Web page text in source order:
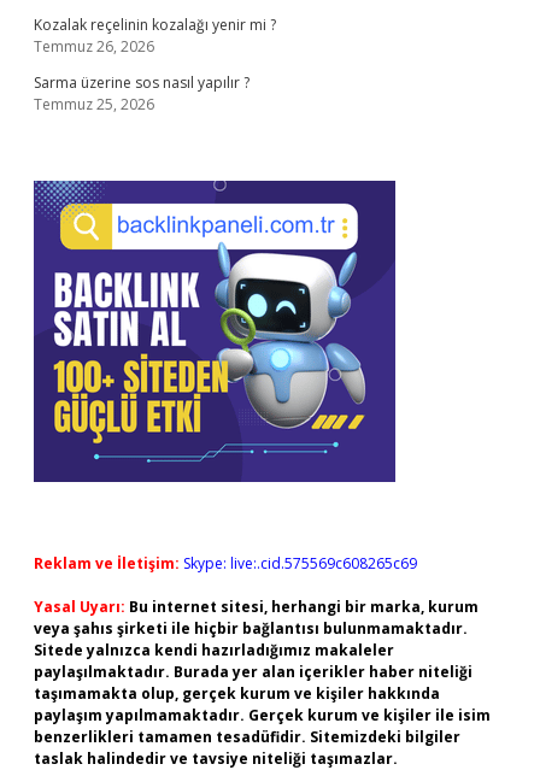
Kozalak reçelinin kozalağı yenir mi ?
Temmuz 26, 2026
Sarma üzerine sos nasıl yapılır ?
Temmuz 25, 2026
Reklam ve İletişim: Skype: live:.cid.575569c608265c69
Yasal Uyarı: Bu internet sitesi, herhangi bir marka, kurum
veya şahıs şirketi ile hiçbir bağlantısı bulunmamaktadır.
Sitede yalnızca kendi hazırladığımız makaleler
paylaşılmaktadır. Burada yer alan içerikler haber niteliği
taşımamakta olup, gerçek kurum ve kişiler hakkında
paylaşım yapılmamaktadır. Gerçek kurum ve kişiler ile isim
benzerlikleri tamamen tesadüfidir. Sitemizdeki bilgiler
taslak halindedir ve tavsiye niteliği taşımazlar.